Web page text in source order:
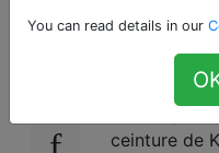
23
Internet est
nouvelles
possible de
neuf objets,
ceinture de
You can read details in our